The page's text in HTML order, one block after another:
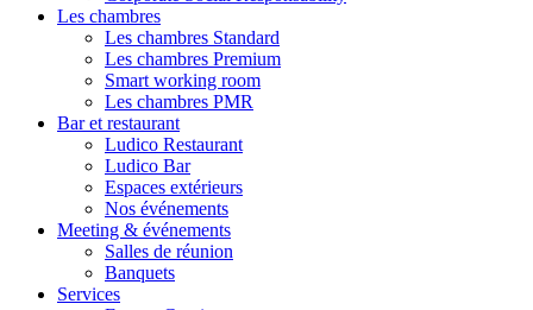
Les chambres
Les chambres Standard
Les chambres Premium
Smart working room
Les chambres PMR
Bar et restaurant
Ludico Restaurant
Ludico Bar
Espaces extérieurs
Nos événements
Meeting & événements
Salles de réunion
Banquets
Services